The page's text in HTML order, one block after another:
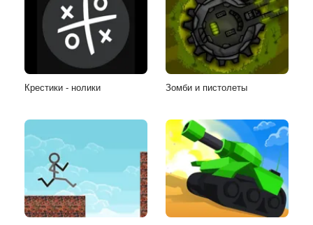
Крестики - нолики Зомби и пистолеты